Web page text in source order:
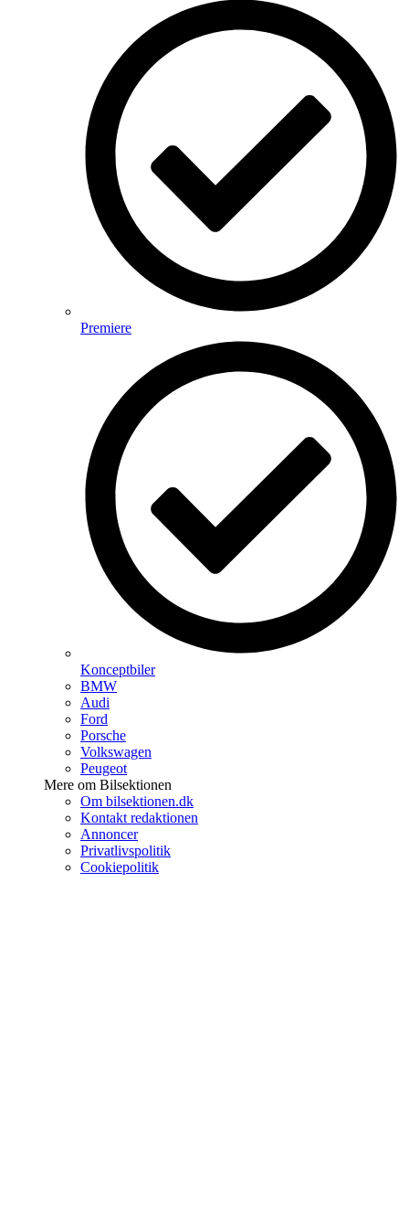
Premiere
Konceptbiler
BMW
Audi
Ford
Porsche
Volkswagen
Peugeot
Mere om Bilsektionen
Om bilsektionen.dk
Kontakt redaktionen
Annoncer
Privatlivspolitik
Cookiepolitik